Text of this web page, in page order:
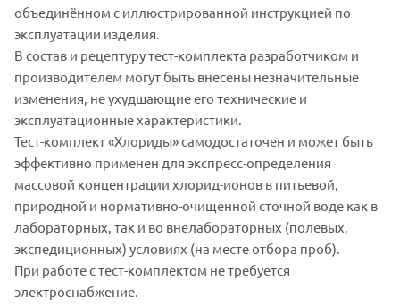
объединённом с иллюстрированной инструкцией по
эксплуатации изделия.
В состав и рецептуру тест-комплекта разработчиком и
производителем могут быть внесены незначительные
изменения, не ухудшающие его технические и
эксплуатационные характеристики.
Тест-комплект «Хлориды» самодостаточен и может быть
эффективно применен для экспресс-определения
массовой концентрации хлорид-ионов в питьевой,
природной и нормативно-очищенной сточной воде как в
лабораторных, так и во внелабораторных (полевых,
экспедиционных) условиях (на месте отбора проб).
При работе с тест-комплектом не требуется
электроснабжение.